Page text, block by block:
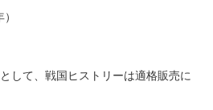
して、戦国ヒストリーは適格販売に